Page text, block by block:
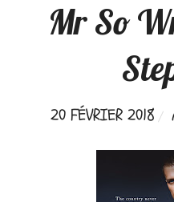
Mr So
20 FÉVRIER 2018